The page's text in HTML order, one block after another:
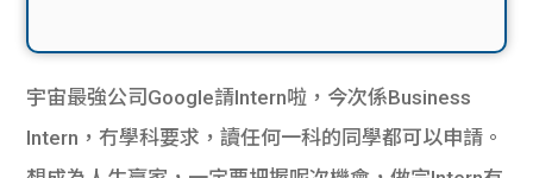
宇宙最強公司Google請Intern啦，今次係Business
Intern，冇學科要求，讀任何一科的同學都可以申請。